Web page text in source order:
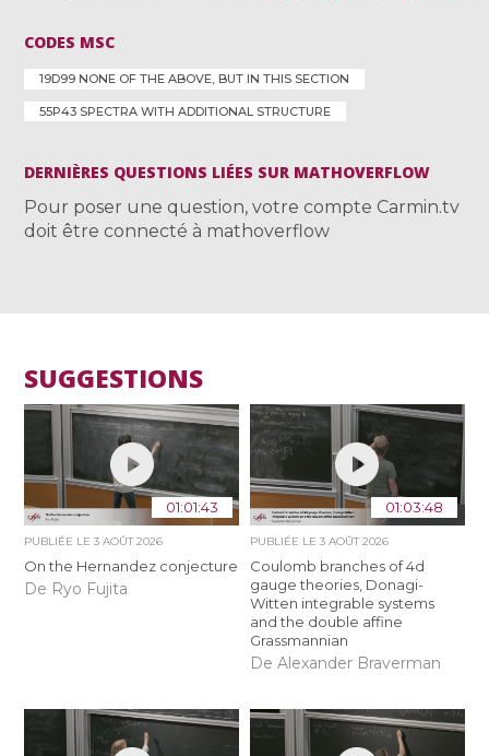
CODES MSC
19D99 NONE OF THE ABOVE, BUT IN THIS SECTION
55P43 SPECTRA WITH ADDITIONAL STRUCTURE
DERNIÈRES QUESTIONS LIÉES SUR MATHOVERFLOW
Pour poser une question, votre compte Carmin.tv
doit être connecté à mathoverflow
SUGGESTIONS
01:01:43
PUBLIÉE LE3 AOÛT 2026
On the Hernandez conjecture
De Ryo Fujita
01:03:48
PUBLIÉE LE 3 AOÛT 2026
Coulomb branches of 4d
gauge theories, Donagi-
Witten integrable systems
and the double affine
Grassmannian
De Alexander Braverman